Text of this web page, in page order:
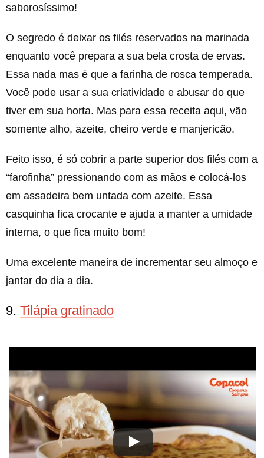
saborosíssimo!
O segredo é deixar os filés reservados na marinada
enquanto você prepara a sua bela crosta de ervas.
Essa nada mas é que a farinha de rosca temperada.
Você pode usar a sua criatividade e abusar do que
tiver em sua horta. Mas para essa receita aqui, vão
somente alho, azeite, cheiro verde e manjericão.
Feito isso, é só cobrir a parte superior dos filés com a
“farofinha” pressionando com as mãos e colocá-los
em assadeira bem untada com azeite. Essa
casquinha fica crocante e ajuda a manter a umidade
interna, o que fica muito bom!
Uma excelente maneira de incrementar seu almoço e
jantar do dia a dia.
9. Tilápia gratinado